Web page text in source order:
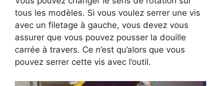
tous les modèles. Si vous voulez serrer une vis
avec un filetage à gauche, vous devez vous
assurer que vous pouvez pousser la douille
carrée à travers. Ce n’est qu’alors que vous
pouvez serrer cette vis avec l’outil.